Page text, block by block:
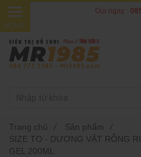
Trang chủ / Sản phẩm
/
SIZE TO - DƯƠNG VẬT RỖNG
GEL 200ML
Gọi ngay :